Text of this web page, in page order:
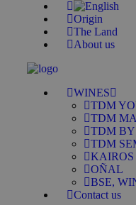
Origin
The Land
About us
WINES
TDM
TDM
TDM
TDM
OÑAL
BSE,
Contact us